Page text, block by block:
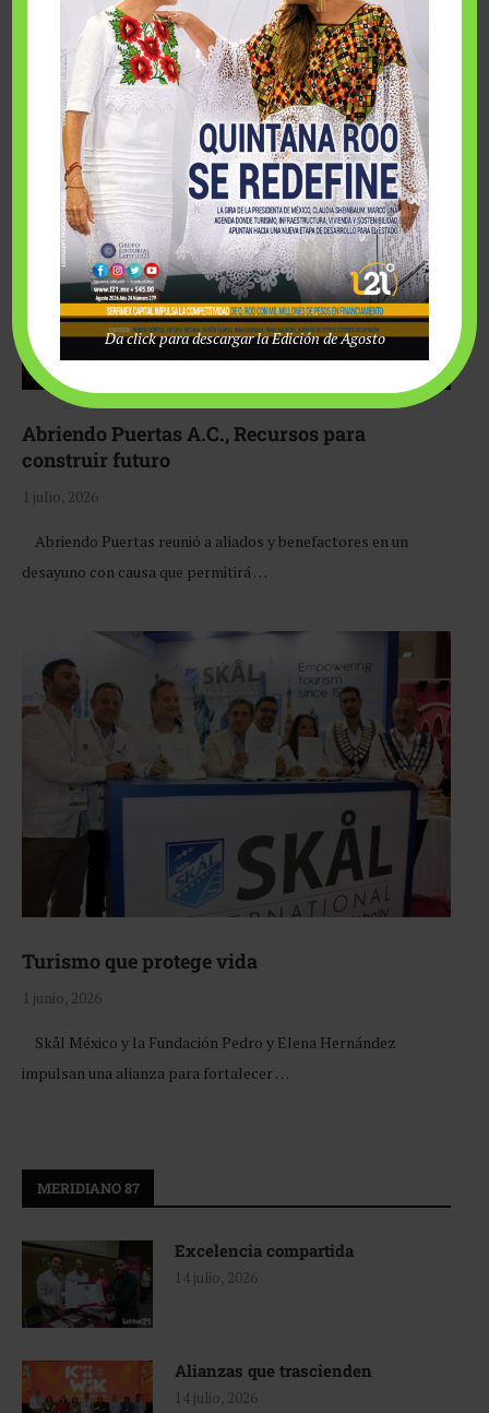
Fairmont Mayakoba y Make-A-Wish México unieron
esfuerzos para hacer realidad el deseo de una …
Abriendo Puertas A.C., Recursos para
construir futuro
1 julio, 2026
Abriendo Puertas reunió a aliados y benefactores en un
desayuno con causa que permitirá …
Turismo que protege vida
1 junio, 2026
Skål México y la Fundación Pedro y Elena Hernández
impulsan una alianza para fortalecer …
MERIDIANO 87
Excelencia compartida
14 julio, 2026
Alianzas que trascienden
14 julio, 2026
Da click para descargar la Edición de Agosto